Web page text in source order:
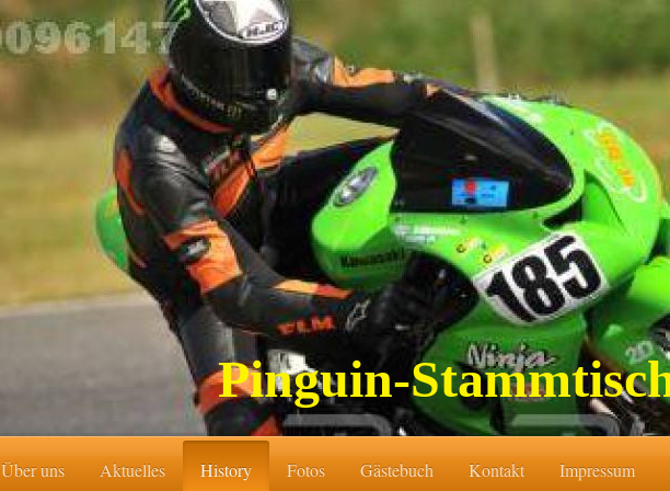
Pinguin-
Über uns Aktuelles History Fotos Gästebuch Kontakt Impressum